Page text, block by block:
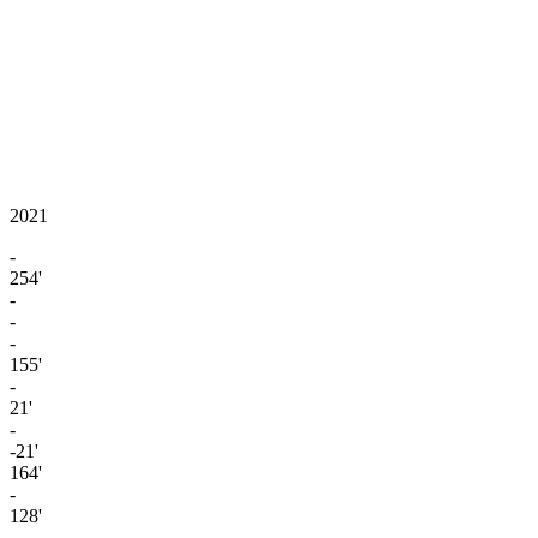
2021
-
254'
-
-
-
155'
-
21'
-
-21'
164'
-
128'